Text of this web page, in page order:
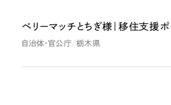
ベリーマッチとちぎ様｜移住支援ポ
自治体・官公庁 栃木県